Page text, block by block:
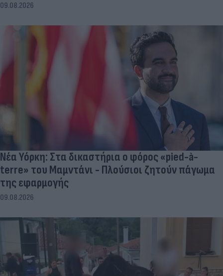
09.08.2026
Νέα Υόρκη: Στα δικαστήρια ο φόρος «pied-à-
terre» του Μαμντάνι - Πλούσιοι ζητούν πάγωμα
της εφαρμογής
09.08.2026